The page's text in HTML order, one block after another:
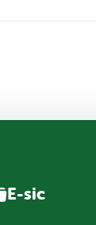
E-sic